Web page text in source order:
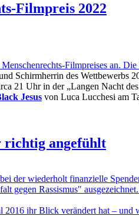
Filmpreis 2022
Filmpreises an.
Schirmherrin des Wettbewerbs
21 Uhr in der „Langen Nacht
Jesus von Luca Lucchesi am
richtig angefühlt
der wiederholt finanzielle
gegen Rassismus"
ihr Blick verändert hat – und